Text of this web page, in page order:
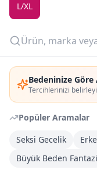
Bedeninize Göre
Tercihlerinizi
Popüler Aramalar
Seksi Gecelik
Büyük Beden Fantazi
OUTLET
Giriş Yap
Üye Ol
L/XL
Adet:
Kargoya Teslim
1-3 İş Günü